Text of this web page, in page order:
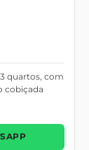
quartos, com
cobiçada